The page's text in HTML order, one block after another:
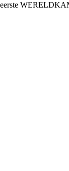
eerste